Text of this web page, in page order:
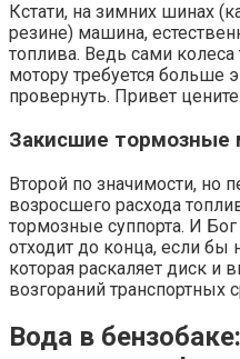
Кстати, на зимних шинах
резине) машина,
топлива. Ведь сами
мотору требуется больше
провернуть. Привет
Закисшие тормозные
Второй по значимости, но
возросшего расхода
тормозные суппорта. И
отходит до конца, если бы
которая раскаляет диск
возгораний транспортных
Вода в